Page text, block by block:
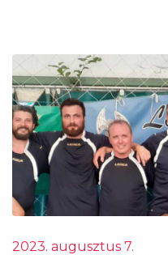
2023. augusztus 7.